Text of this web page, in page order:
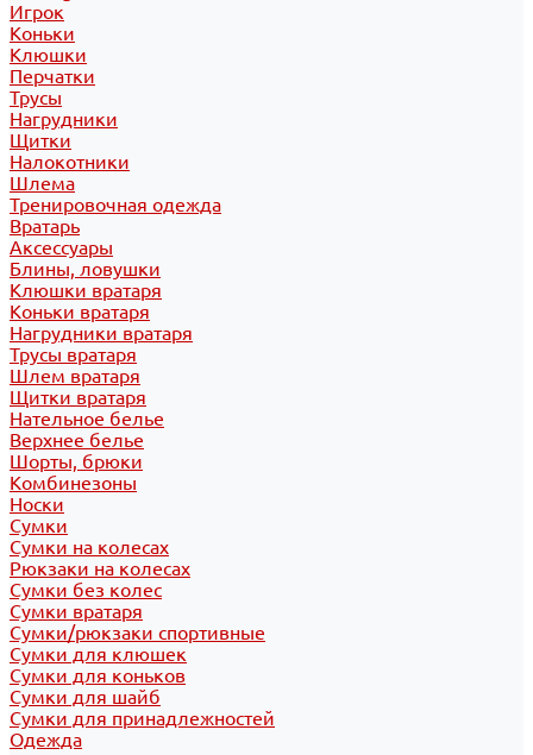
Игрок
Коньки
Клюшки
Перчатки
Трусы
Нагрудники
Щитки
Налокотники
Шлема
Тренировочная одежда
Вратарь
Аксессуары
Блины, ловушки
Клюшки вратаря
Коньки вратаря
Нагрудники вратаря
Трусы вратаря
Шлем вратаря
Щитки вратаря
Нательное белье
Верхнее белье
Шорты, брюки
Комбинезоны
Носки
Сумки
Сумки на колесах
Рюкзаки на колесах
Сумки без колес
Сумки вратаря
Сумки/рюкзаки спортивные
Сумки для клюшек
Сумки для коньков
Сумки для шайб
Сумки для принадлежностей
Одежда